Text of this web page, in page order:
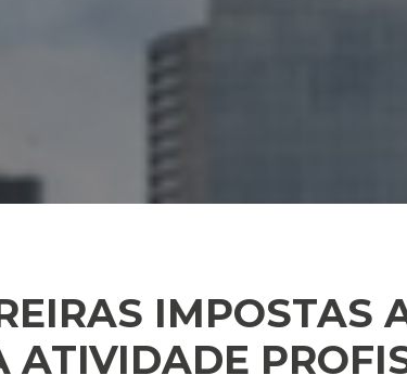
IMPOSTAS
ATIVIDADE